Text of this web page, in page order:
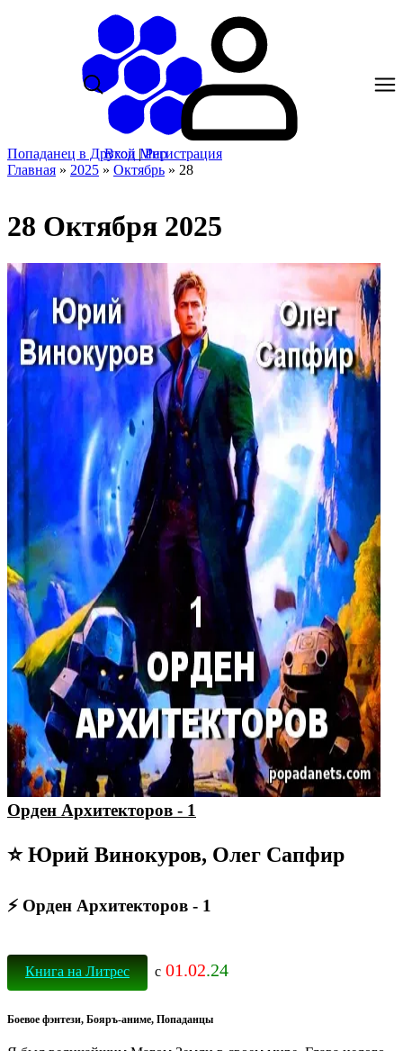
Попаданец в Другой Мир
Вход |Регистрация
Главная » 2025 » Октябрь » 28
28 Октября 2025
Орден Архитекторов - 1
⭐ Юрий Винокуров, Олег Сапфир
⚡ Орден Архитекторов - 1
Книга на Литрес с 01.02.24
Боевое фэнтези, Бояръ-аниме, Попаданцы